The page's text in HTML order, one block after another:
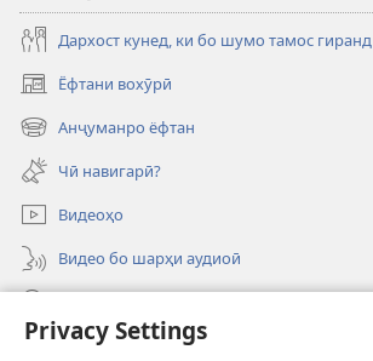
Privacy Settings
Дархост кунед, ки бо шумо тамос гиранд
Ёфтани вохӯрӣ
(дар
саҳифаи
нав
кушода
мешавад)
Анҷуманро ёфтан
(дар
саҳифаи
нав
кушода
мешавад)
Чӣ навигарӣ?
Видеоҳо
Видео бо шарҳи аудиоӣ